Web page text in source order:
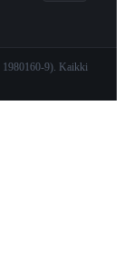
1980160-9). Kaikki